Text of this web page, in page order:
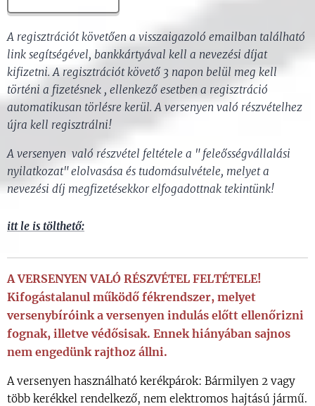
A regisztrációt követően a visszaigazoló emailban található
link segítségével, bankkártyával kell a nevezési díjat
kifizetni. A regisztrációt követő 3 napon belül meg kell
történi a fizetésnek , ellenkező esetben a regisztráció
automatikusan törlésre kerül. A versenyen való részvételhez
újra kell regisztrálni!
A versenyen való részvétel feltétele a " feleősségvállalási
nyilatkozat" elolvasása és tudomásulvétele, melyet a
nevezési díj megfizetésekkor elfogadottnak tekintünk!
itt le is tölthető:
A VERSENYEN VALÓ RÉSZVÉTEL FELTÉTELE!
Kifogástalanul működő fékrendszer, melyet
versenybíróink a versenyen indulás előtt ellenőrizni
fognak, illetve védősisak. Ennek hiányában sajnos
nem engedünk rajthoz állni.
A versenyen használható kerékpárok: Bármilyen 2 vagy
több kerékkel rendelkező, nem elektromos hajtású jármű.